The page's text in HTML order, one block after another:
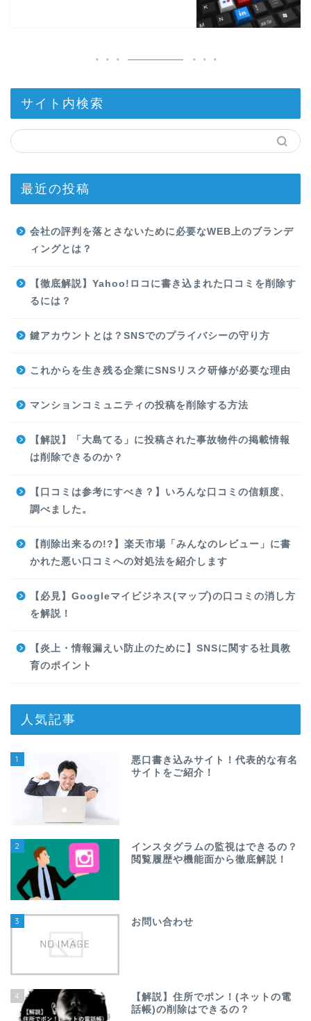
サイト内検索
最近の投稿
会社の評判を落とさないために必要なWEB上のブランデ
ィングとは？
【徹底解説】Yahoo!ロコに書き込まれた口コミを削除す
るには？
鍵アカウントとは？SNSでのプライバシーの守り方
これからを生き残る企業にSNSリスク研修が必要な理由
マンションコミュニティの投稿を削除する方法
【解説】「大島てる」に投稿された事故物件の掲載情報
は削除できるのか？
【口コミは参考にすべき？】いろんな口コミの信頼度、
調べました。
【削除出来るの!?】楽天市場「みんなのレビュー」に書
かれた悪い口コミへの対処法を紹介します
【必見】Googleマイビジネス(マップ)の口コミの消し方
を解説！
【炎上・情報漏えい防止のために】SNSに関する社員教
育のポイント
人気記事
1
悪口書き込みサイト！代表的な有名
サイトをご紹介！
2
インスタグラムの監視はできるの？
閲覧履歴や機能面から徹底解説！
3 お問い合わせ
4
【解説】住所でポン！(ネットの電
話帳)の削除はできるの？